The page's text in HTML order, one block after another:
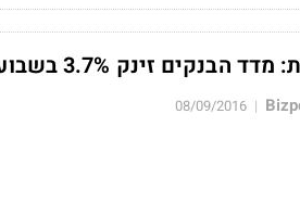
זינק 3.7% בשבוע
|
08/09/2016